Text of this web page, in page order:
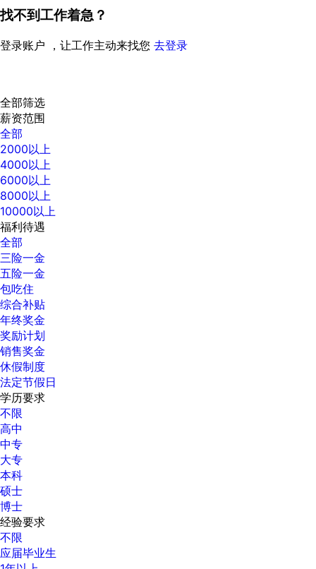
找不到工作着急？
登录账户 ，让工作主动来找您 去登录
全部筛选
薪资范围
全部
2000以上
4000以上
6000以上
8000以上
10000以上
福利待遇
全部
三险一金
五险一金
包吃住
综合补贴
年终奖金
奖励计划
销售奖金
休假制度
法定节假日
学历要求
不限
高中
中专
大专
本科
硕士
博士
经验要求
不限
应届毕业生